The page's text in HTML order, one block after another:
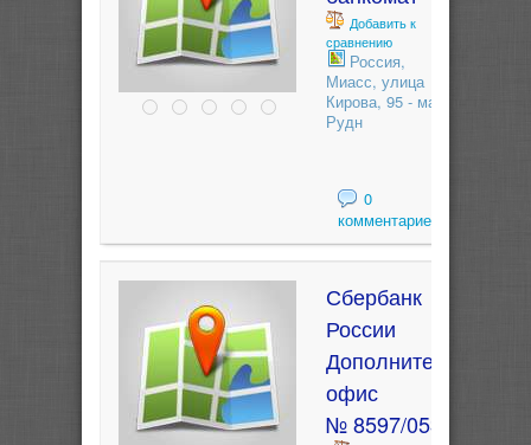
Добавить к
сравнению
Россия,
Миасс, улица
Кирова, 95 - маг.
Рудн
0
комментариев
Сбербанк
России
Дополнительный
офис
№ 8597/0531